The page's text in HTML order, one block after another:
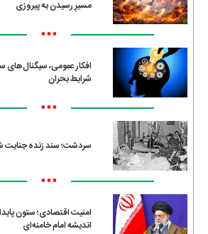
مسیرِ رسیدن به پیروزی
•••
افکار عمومی، سیگنال‌های
شرایط بحران
•••
سردشت؛ سند زنده جنایت
•••
امنیت اقتصادی؛ ستون
اندیشه امام خامنه‌ای